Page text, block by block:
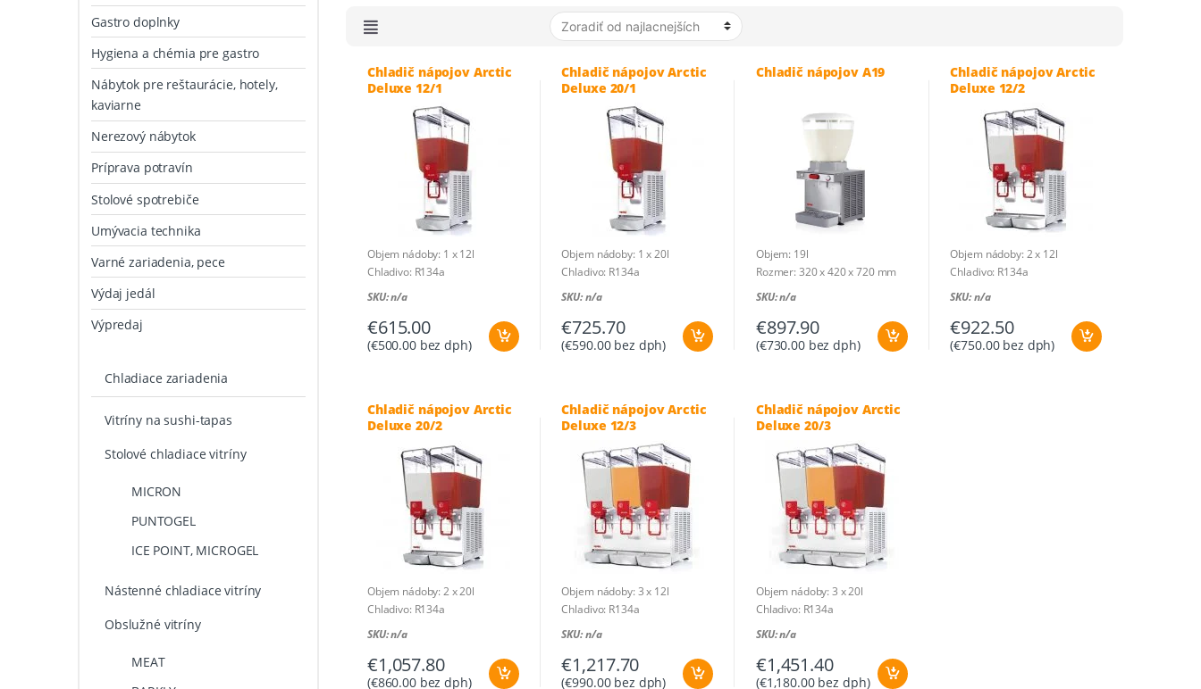
Chladič nápojov Arctic
Deluxe 12/1
Objem nádoby: 1 x 12l
Chladivo: R134a
Príkon: 230V – 1N
Hmotnosť: 17 kg
Krajina pôvodu: Taliansko
SKU: n/a
€615.00
(€500.00bez dph)
Chladič nápojov Arctic
Deluxe 20/1
Objem nádoby: 1 x 20l
Chladivo: R134a
Príkon: 230V – 1N
Hmotnosť: 26 kg
Krajina pôvodu: Taliansko
SKU: n/a
€725.70
(€590.00bez dph)
Chladič nápojov A19
Objem: 19l
Rozmer: 320 x 420 x 720 mm
Chladivo: R134a
Hmotnosť: 22 kg
Krajina pôvodu: Taliansko
SKU: n/a
€897.90
(€730.00bez dph)
Chladič nápojov Arctic
Deluxe 12/2
Objem nádoby: 2 x 12l
Chladivo: R134a
Príkon: 0,35 kW 230V – 1N
Hmotnosť: 23 kg
Krajina pôvodu: Taliansko
SKU: n/a
€922.50
(€750.00bez dph)
Chladič nápojov Arctic
Deluxe 20/2
Objem nádoby: 2 x 20l
Chladivo: R134a
Príkon: 0,45 kW 230V – 1N
Hmotnosť: 26 kg
Krajina pôvodu: Taliansko
SKU: n/a
€1,057.80
(€860.00bez dph)
Chladič nápojov Arctic
Deluxe 12/3
Objem nádoby: 3 x 12l
Chladivo: R134a
Príkon: 0,55 kW 230V – 1N
Hmotnosť: 37 kg
Krajina pôvodu: Taliansko
SKU: n/a
€1,217.70
(€990.00bez dph)
Chladič nápojov Arctic
Deluxe 20/3
Objem nádoby: 3 x 20l
Chladivo: R134a
Príkon: 0,65 kW 230V – 1N
Hmotnosť: 42 kg
Krajina pôvodu: Taliansko
SKU: n/a
€1,451.40
(€1,180.00bez dph)
Gastro doplnky
Hygiena a chémia pre gastro
Nábytok pre reštaurácie, hotely,
kaviarne
Nerezový nábytok
Príprava potravín
Stolové spotrebiče
Umývacia technika
Varné zariadenia, pece
Výdaj jedál
Výpredaj
Chladiace zariadenia
Vitríny na sushi-tapas
Stolové chladiace vitríny
MICRON
PUNTOGEL
ICE POINT, MICROGEL
Nástenné chladiace vitríny
Obslužné vitríny
MEAT